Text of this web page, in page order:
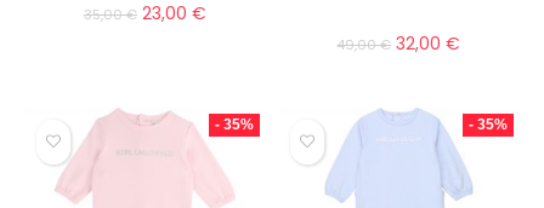
35,00€ 23,00 €
49,00€ 32,00€
- 35% - 35%